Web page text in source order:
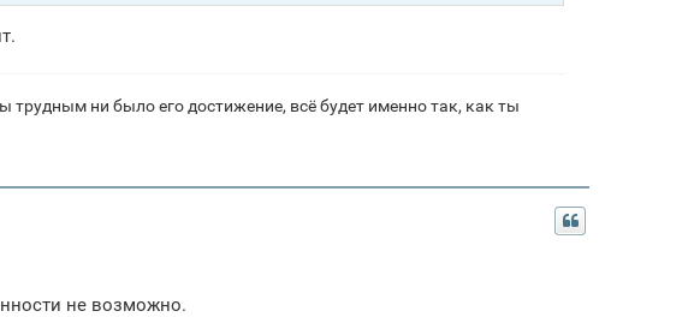
ни было его достижение, всё будет именно так, как ты
не возможно.